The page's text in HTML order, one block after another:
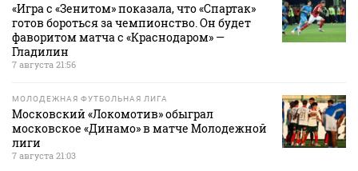
«Игра с «Зенитом» показала, что «Спартак»
готов бороться за чемпионство. Он будет
фаворитом матча с «Краснодаром» —
Гладилин
7 августа 21:56
МОЛОДЕЖНАЯ ФУТБОЛЬНАЯ ЛИГА
Московский «Локомотив» обыграл
московское «Динамо» в матче Молодежной
лиги
7 августа 21:03